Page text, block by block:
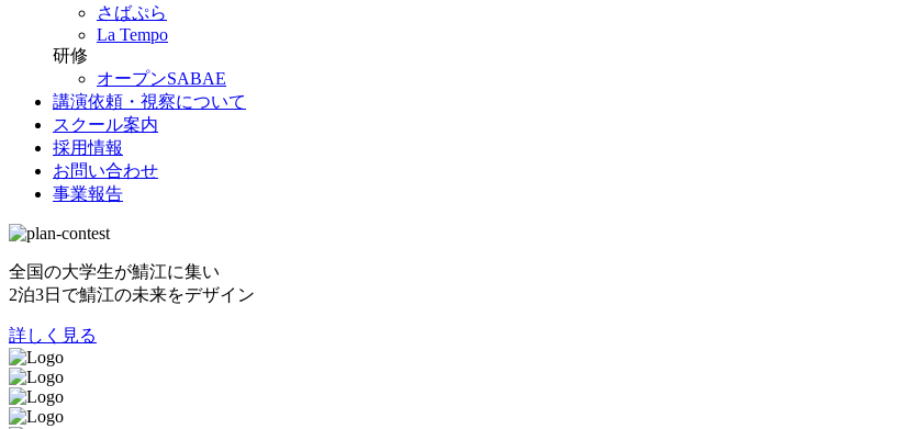
さばぷら
La Tempo
研修
オープンSABAE
講演依頼・視察について
スクール案内
採用情報
お問い合わせ
事業報告
全国の大学生が鯖江に集い
2泊3日で鯖江の未来をデザイン
詳しく見る